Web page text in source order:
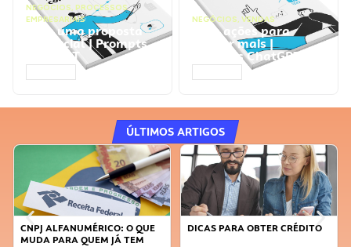
NEGÓCIOS, PROCESSOS
EMPRESARIAIS
Faça uma proposta
comercial | Prompts
ChatGPT
NEGÓCIOS, VENDAS
Faça ações para
vender mais |
Prompts ChatGPT
ÚLTIMOS ARTIGOS
DICAS PARA OBTER CRÉDITO
FAÇA A DIFERENÇA: SEJA